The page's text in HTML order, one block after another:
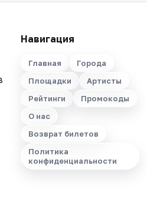
Навигация
Главная
Города
Площадки
Артисты
Рейтинги
Промокоды
О нас
Возврат билетов
Политика
конфиденциальности